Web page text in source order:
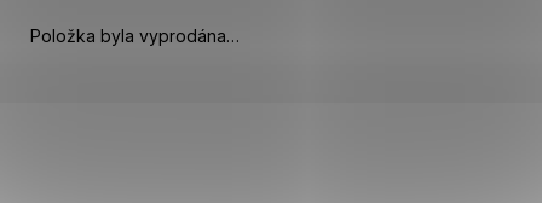
Položka byla vyprodána…